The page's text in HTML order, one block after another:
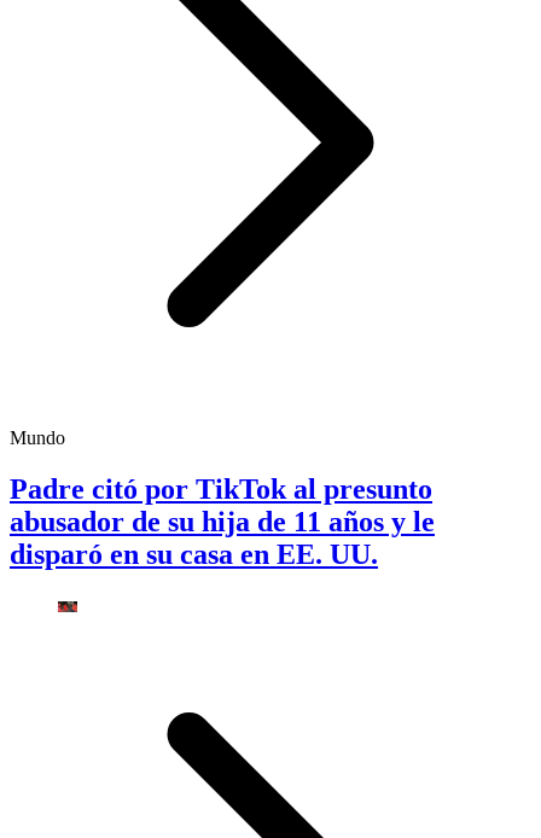
Mundo
Padre citó por TikTok al presunto
abusador de su hija de 11 años y le
disparó en su casa en EE. UU.